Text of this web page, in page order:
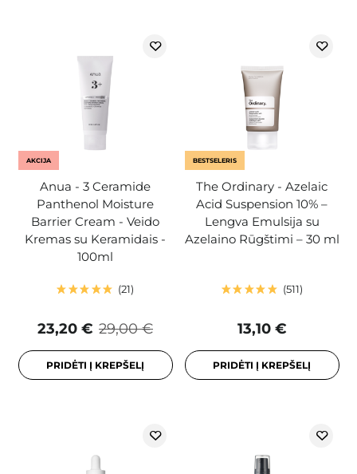
AKCIJA
Anua - 3 Ceramide
Panthenol Moisture
Barrier Cream - Veido
Kremas su Keramidais -
100ml
21
29,00 €
23,20 €
PRIDĖTI Į KREPŠELĮ
BESTSELERIS
The Ordinary - Azelaic
Acid Suspension 10% –
Lengva Emulsija su
Azelaino Rūgštimi – 30 ml
511
13,10 €
PRIDĖTI Į KREPŠELĮ